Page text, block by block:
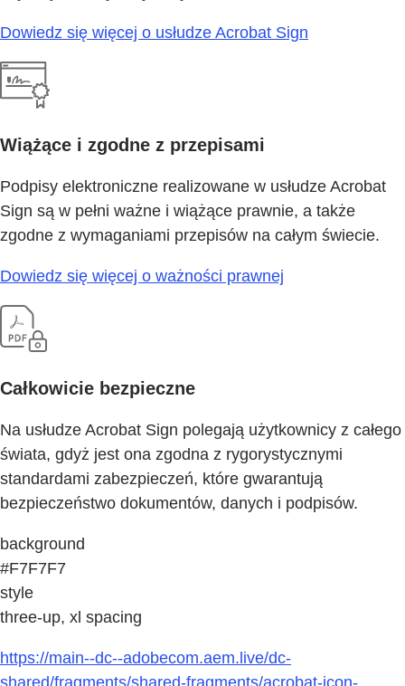
Dowiedz się więcej o usłudze Acrobat Sign
Wiążące i zgodne z przepisami
Podpisy elektroniczne realizowane w usłudze Acrobat
Sign są w pełni ważne i wiążące prawnie, a także
zgodne z wymaganiami przepisów na całym świecie.
Dowiedz się więcej o ważności prawnej
Całkowicie bezpieczne
Na usłudze Acrobat Sign polegają użytkownicy z całego
świata, gdyż jest ona zgodna z rygorystycznymi
standardami zabezpieczeń, które gwarantują
bezpieczeństwo dokumentów, danych i podpisów.
background
#F7F7F7
style
three-up, xl spacing
https://main--dc--adobecom.aem.live/dc-